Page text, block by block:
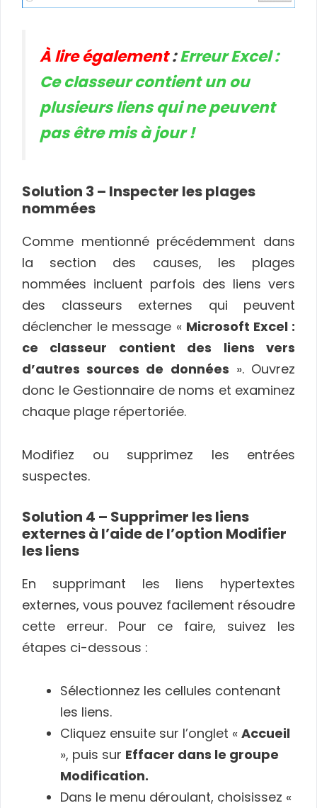
À lire également:Erreur Excel :
Ce classeur contient un ou
plusieurs liens qui ne peuvent
pas être mis à jour !
Solution 3 – Inspecter les plages
nommées
Comme mentionné précédemment dans
la section des causes, les plages
nommées incluent parfois des liens vers
des classeurs externes qui peuvent
déclencher le message « Microsoft Excel :
ce classeur contient des liens vers
d’autres sources de données ». Ouvrez
donc le Gestionnaire de noms et examinez
chaque plage répertoriée.
Modifiez ou supprimez les entrées
suspectes.
Solution 4 – Supprimer les liens
externes à l’aide de l’option Modifier
les liens
En supprimant les liens hypertextes
externes, vous pouvez facilement résoudre
cette erreur. Pour ce faire, suivez les
étapes ci-dessous :
Sélectionnez les cellules contenant
les liens.
Cliquez ensuite sur l’onglet « Accueil
», puis sur Effacer dans le groupe
Modification.
Dans le menu déroulant, choisissez «